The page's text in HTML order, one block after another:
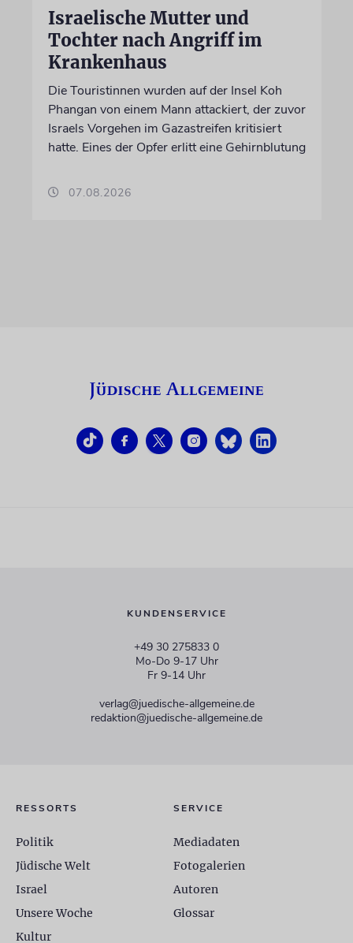
Israelische Mutter und
Tochter nach Angriff im
Krankenhaus
Die Touristinnen wurden auf der Insel Koh
Phangan von einem Mann attackiert, der zuvor
Israels Vorgehen im Gazastreifen kritisiert
hatte. Eines der Opfer erlitt eine Gehirnblutung
07.08.2026
KUNDENSERVICE
+49 30 275833 0
Mo-Do 9-17 Uhr
Fr 9-14 Uhr
verlag@juedische-allgemeine.de
redaktion@juedische-allgemeine.de
RESSORTS
Politik
Jüdische Welt
Israel
Unsere Woche
Kultur
SERVICE
Mediadaten
Fotogalerien
Autoren
Glossar